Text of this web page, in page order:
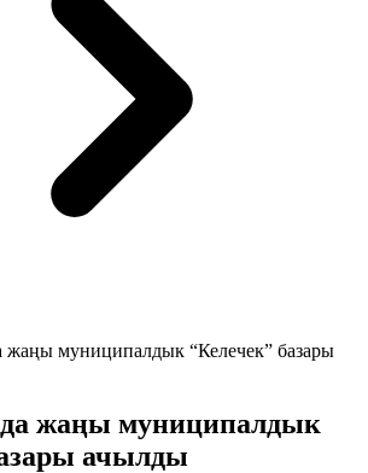
муниципалдык “Келечек” базары
жаңы муниципалдык
ачылды